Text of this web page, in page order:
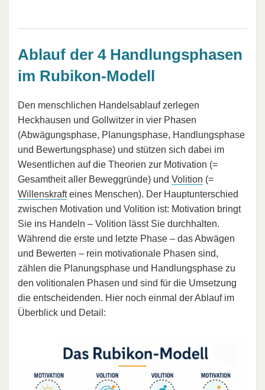
Ablauf der 4 Handlungsphasen
im Rubikon-Modell
Den menschlichen Handelsablauf zerlegen
Heckhausen und Gollwitzer in vier Phasen
(Abwägungsphase, Planungsphase, Handlungsphase
und Bewertungsphase) und stützen sich dabei im
Wesentlichen auf die Theorien zur Motivation (=
Gesamtheit aller Beweggründe) und Volition (=
Willenskrafteines Menschen). Der Hauptunterschied
zwischen Motivation und Volition ist: Motivation bringt
Sie ins Handeln – Volition lässt Sie durchhalten.
Während die erste und letzte Phase – das Abwägen
und Bewerten – rein motivationale Phasen sind,
zählen die Planungsphase und Handlungsphase zu
den volitionalen Phasen und sind für die Umsetzung
die entscheidenden. Hier noch einmal der Ablauf im
Überblick und Detail: